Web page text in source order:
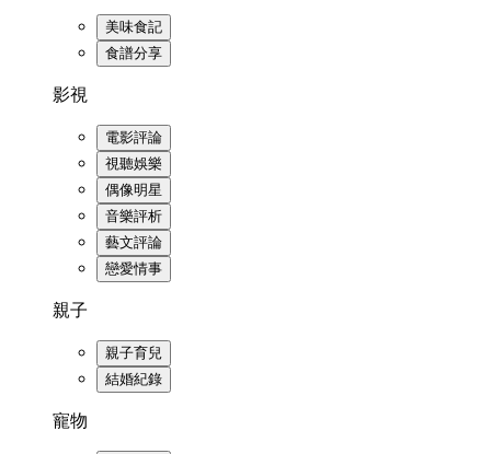
美味食記
食譜分享
影視
電影評論
視聽娛樂
偶像明星
音樂評析
藝文評論
戀愛情事
親子
親子育兒
結婚紀錄
寵物